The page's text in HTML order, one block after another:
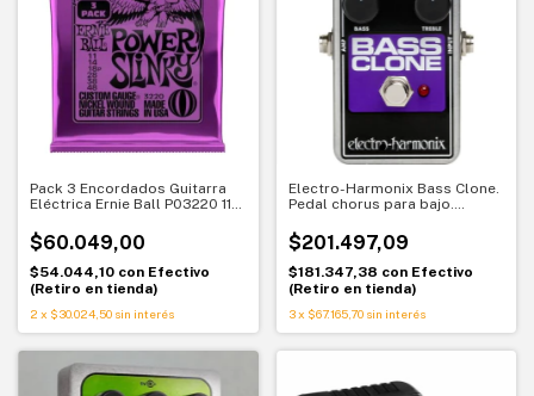
Pack 3 Encordados Guitarra
Eléctrica Ernie Ball P03220 11
$60.049,00
$54.044,10 con Efectivo
(Retiro en tienda)
2 x $30.024,50 sin interés
Electro-Harmonix Bass Clone.
Pedal chorus para bajo.
$201.497,09
$181.347,38 con Efectivo
(Retiro en tienda)
3 x $67.165,70 sin interés